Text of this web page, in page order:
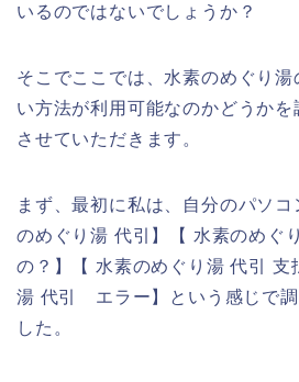
いるのではないでしょうか？
そこでここでは、水素のめぐり
い方法が利用可能なのかどうかを
させていただきます。
まず、最初に私は、自分のパソ
のめぐり湯 代引】【 水素のめぐ
の？】【 水素のめぐり湯 代引 支
湯 代引 エラー】という感じで調
した。